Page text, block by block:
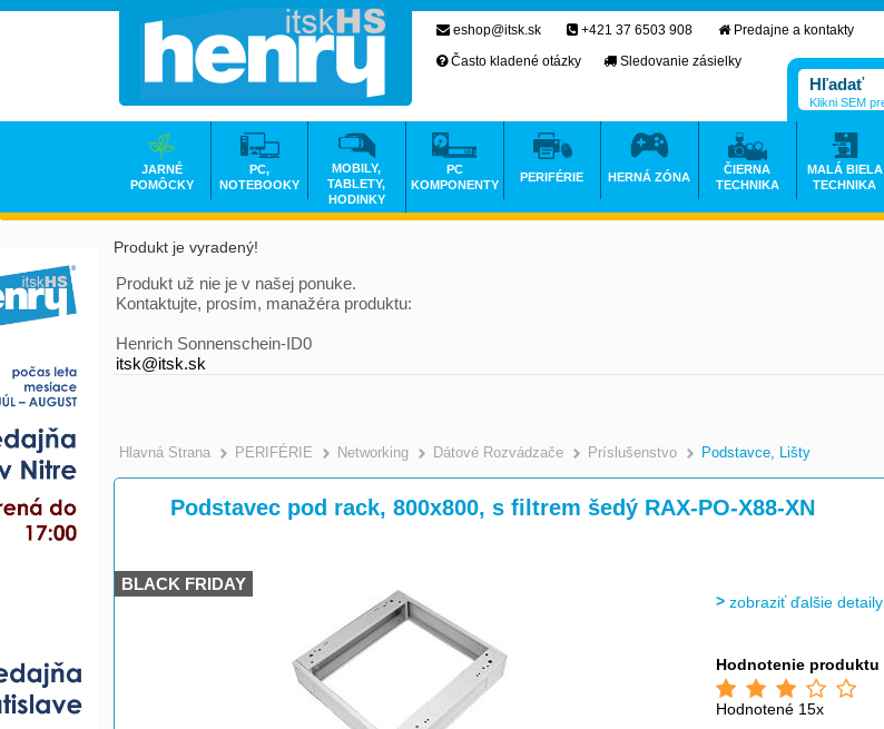
Produkt je vyradený!
Produkt už nie je v našej ponuke.
Kontaktujte, prosím, manažéra produktu:
Henrich Sonnenschein-ID0
itsk@itsk.sk
Hlavná Strana >
PERIFÉRIE >
Networking >
Dátové Rozvádzače >
Príslušenstvo >
Podstavce, Lišty
Podstavec pod rack, 800x800, s filtrem šedý RAX-PO-X88-XN
BLACK FRIDAY
zobraziť ďalšie detaily
Hodnotenie produktu
Hodnotené 15x
eshop@itsk.sk +421 37 6503 908
Predajne a kontakty
Často kladené otázky
Sledovanie zásielky
Klikni SEM
JARNÉ
POMÔCKY
PC,
NOTEBOOKY
MOBILY,
TABLETY,
HODINKY
PC
KOMPONENTY
PERIFÉRIE HERNÁ ZÓNA
ČIERNA
TECHNIKA
MALÁ BIELA
TECHNIKA